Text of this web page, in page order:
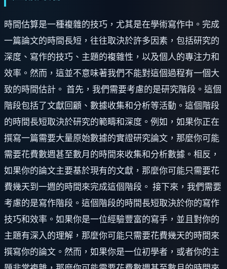
時間估算是一種複雜的技巧，尤其是在學術寫作中。完成
一篇論文的時間長短，往往取決於許多因素，包括研究的
深度、寫作的技巧、主題的複雜性，以及個人的專注力和
效率。然而，這並不意味著我們不能對這個過程有一個大
致的時間估計。 首先，我們需要考慮的是研究階段。這個
階段包括了文獻回顧、數據收集和分析等活動。這個階段
的時間長短取決於研究的範疇和深度。例如，如果你正在
撰寫一篇需要大量原始數據的實證研究論文，那麼你可能
需要花費數週甚至數月的時間來收集和分析數據。相反，
如果你的論文主要基於現有的文獻，那麼你可能只需要花
費幾天到一週的時間來完成這個階段。 接下來，我們需要
考慮的是寫作階段。這個階段的時間長短取決於你的寫作
技巧和效率。如果你是一位經驗豐富的寫手，並且對你的
主題有深入的理解，那麼你可能只需要花費幾天的時間來
撰寫你的論文。然而，如果你是一位初學者，或者你的主